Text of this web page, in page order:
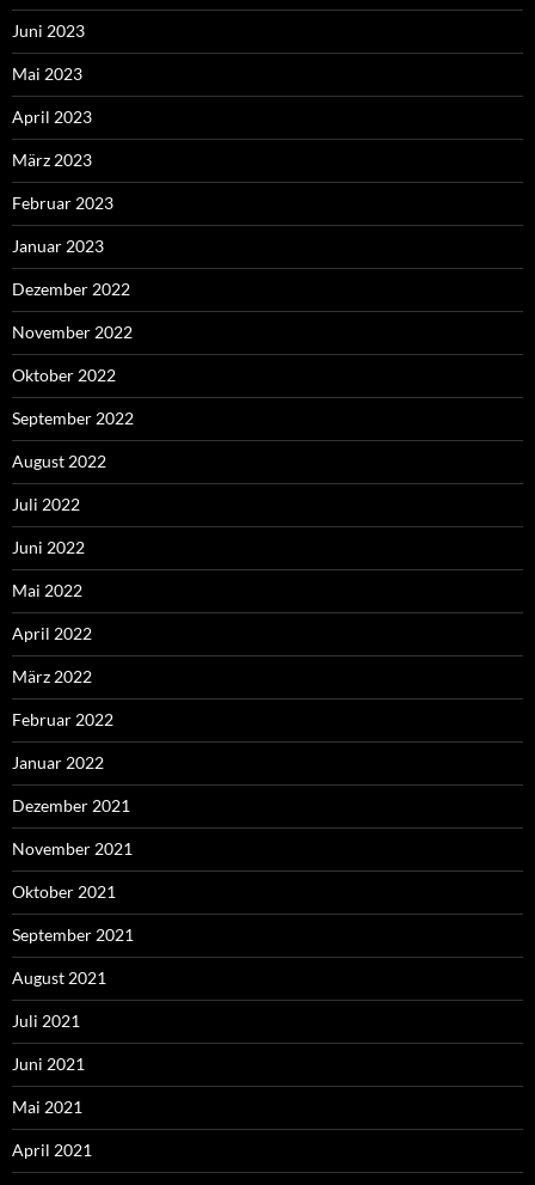
Juni 2023
Mai 2023
April 2023
März 2023
Februar 2023
Januar 2023
Dezember 2022
November 2022
Oktober 2022
September 2022
August 2022
Juli 2022
Juni 2022
Mai 2022
April 2022
März 2022
Februar 2022
Januar 2022
Dezember 2021
November 2021
Oktober 2021
September 2021
August 2021
Juli 2021
Juni 2021
Mai 2021
April 2021